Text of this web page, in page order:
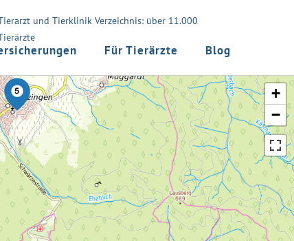
und Tierklinik Verzeichnis: über 11.000
Für Tierärzte Blog
+
−